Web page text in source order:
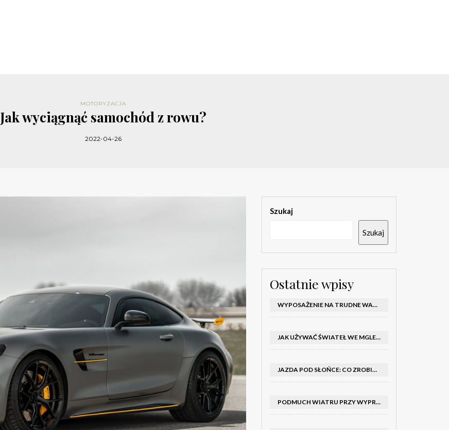
MOTORYZACJA
Jak wyciągnąć samochód z rowu?
2022-04-26
Szukaj
Szukaj
Ostatnie wpisy
WYPOSAŻENIE NA TRUDNE WARUNKI W SAMOCHODZIE: CO MIEĆ ZIMĄ, W TRASIE I NA WYPADEK AWARII
JAK UŻYWAĆ ŚWIATEŁ WE MGLE – KIEDY WŁĄCZYĆ MIJANIA I PRZECIWMGIELNE ORAZ CZEGO NIE ROBIĆ
JAZDA POD SŁOŃCE: CO ZROBIĆ, BY OGRANICZYĆ OLŚNIENIE I POPRAWIĆ WIDOCZNOŚĆ
PODMUCH WIATRU PRZY WYPRZEDZANIU CIĘŻARÓWKI: JAK UTRZYMAĆ TOR JAZDY I OPANOWAĆ AUTO